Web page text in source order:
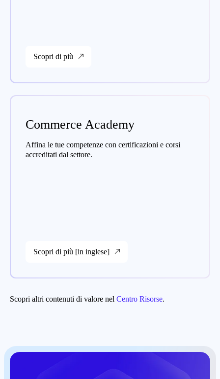
Scopri di più
Commerce Academy
Affina le tue competenze con certificazioni e corsi
accreditati dal settore.
Scopri di più [in inglese]
Scopri altri contenuti di valore nel Centro Risorse.